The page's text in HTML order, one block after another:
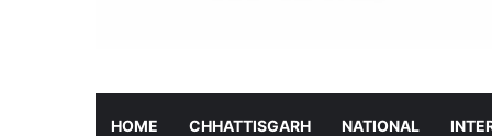
HOME CHHATTISGARH NATIONAL